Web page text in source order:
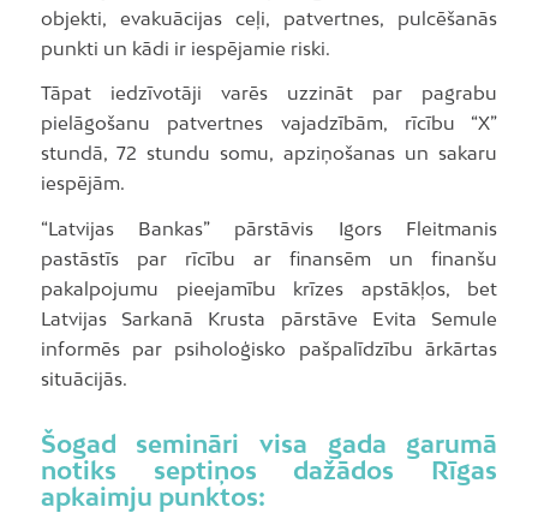
objekti, evakuācijas ceļi, patvertnes, pulcēšanās
punkti un kādi ir iespējamie riski.
Tāpat iedzīvotāji varēs uzzināt par pagrabu
pielāgošanu patvertnes vajadzībām, rīcību “X”
stundā, 72 stundu somu, apziņošanas un sakaru
iespējām.
“Latvijas Bankas” pārstāvis Igors Fleitmanis
pastāstīs par rīcību ar finansēm un finanšu
pakalpojumu pieejamību krīzes apstākļos, bet
Latvijas Sarkanā Krusta pārstāve Evita Semule
informēs par psiholoģisko pašpalīdzību ārkārtas
situācijās.
Šogad semināri visa gada garumā
notiks septiņos dažādos Rīgas
apkaimju punktos: